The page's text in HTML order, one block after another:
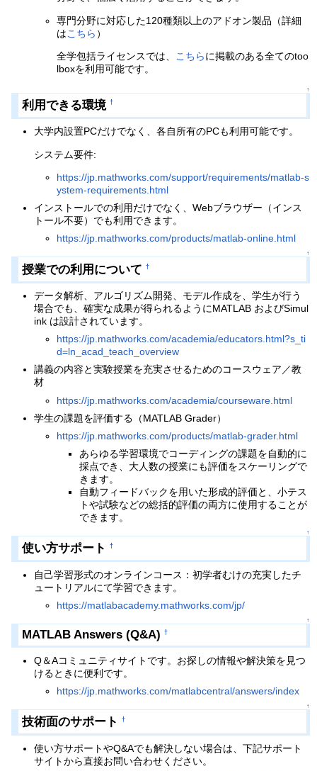
専門分野に対応した120種類以上のアドオン製品（詳細
はこちら ）
全学包括ライセンスでは、 こちらに掲載のある全てのtoo
lboxを利用可能です。
↑
利用できる環境 †
大学内設置PCだけでなく、各自所有のPCも利用可能です。
システム要件:
https://jp.mathworks.com/support/requirements/matlab-s
ystem-requirements.html
インストールでの利用だけでなく、Webブラウザー（インス
トール不要）でも利用できます。
https://jp.mathworks.com/products/matlab-online.html
↑
授業での利用について †
データ解析、アルゴリズム開発、モデル作成を、学生が行う
場合でも、確実な成果が得られるようにMATLAB およびSimul
ink は設計されています。
https://jp.mathworks.com/academia/educators.html?s_ti
d=ln_acad_teach_overview
講義の内容と実験授業を充実させるためのコースウェア／教
材
https://jp.mathworks.com/academia/courseware.html
学生の課題を評価する（MATLAB Grader）
https://jp.mathworks.com/products/matlab-grader.html
あらゆる学習環境でコーディングの課題を自動的に
採点でき、大人数の授業にも評価をスケーリングで
きます。
自動フィードバックを用いた形成的評価と、小テス
トや試験などの総括的評価の両方に使用することが
できます。
↑
使い方サポート †
自己学習形式のオンラインコース：初学者むけの充実したチ
ュートリアルにて学習できます。
https://matlabacademy.mathworks.com/jp/
↑
MATLAB Answers (Q&A) †
Q＆Aコミュニティサイトです。お探しの情報や解決策を見つ
けるときに便利です。
https://jp.mathworks.com/matlabcentral/answers/index
↑
技術面のサポート †
使い方サポートやQ&Aでも解決しない場合は、下記サポート
サイトから直接お問い合わせください。